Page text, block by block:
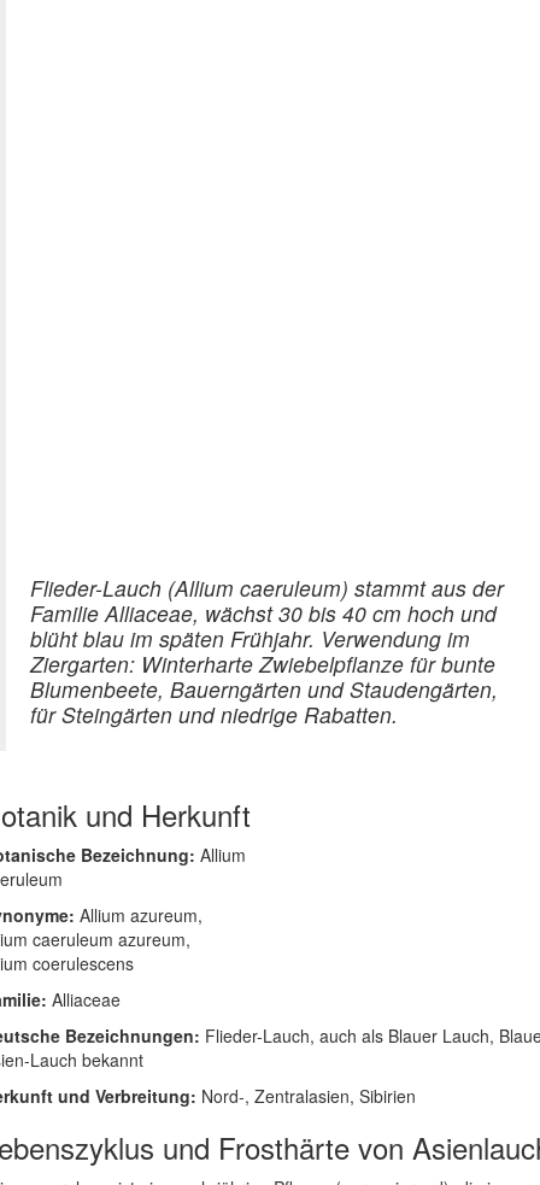
Flieder-Lauch (Allium caeruleum) stammt aus der
Familie Alliaceae, wächst 30 bis 40 cm hoch und
blüht blau im späten Frühjahr. Verwendung im
Ziergarten: Winterharte Zwiebelpflanze für bunte
Blumenbeete, Bauerngärten und Staudengärten,
für Steingärten und niedrige Rabatten.
und Herkunft
Bezeichnung: Allium
Allium azureum,
caeruleum azureum,
coerulescens
Alliaceae
Bezeichnungen: Flieder-Lauch, auch als Blauer Lauch,
Lauch bekannt
und Verbreitung: Nord-, Zentralasien, Sibirien
und Frosthärte von